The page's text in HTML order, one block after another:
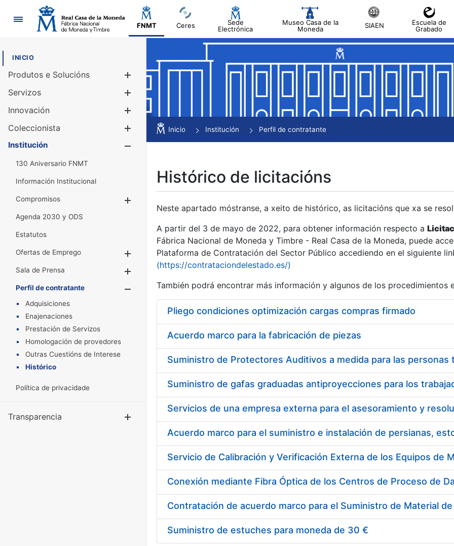
Navegación
FNMT Ceres
Sede
Electrónica
Museo Casa de la
Moneda
SIAEN
Escuela de
Grabado
INICIO
Produtos e Solucións
Mostrar/Ocultar
Servizos
Innovación
Coleccionista
Mostrar/Ocultar
Institución
130 Aniversario FNMT
Información Institucional
Compromisos
Agenda 2030 y ODS
Estatutos
Ofertas de Emprego
Mostrar/Ocultar
Sala de Prensa
Mostrar/Ocultar
Perfil de contratante
Mostrar/Ocultar
Adquisiciones
Enajenaciones
Prestación de Servizos
Homologación de provedores
Outras Cuestións de Interese
Histórico
Política de privacidade
Transparencia
Inicio Institución Perfil de contratante
Histórico de licitacións
Neste apartado móstranse, a xeito de histórico, as licitacións que xa se
A partir del 3 de mayo de 2022, para obtener información respecto a
Fábrica Nacional de Moneda y Timbre - Real Casa de la Moneda, puede
Plataforma de Contratación del Sector Público accediendo en el siguiente
(https://contrataciondelestado.es/)
También podrá encontrar más información y algunos de los procedimientos
Pliego condiciones optimización cargas compras firmado
Acuerdo marco para la fabricación de piezas
Acuerdo marco para el suministro e instalación de persianas,
Suministro de estuches para moneda de 30 €